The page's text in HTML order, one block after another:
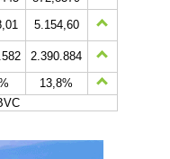
5.154,60
2.390.884
13,8%